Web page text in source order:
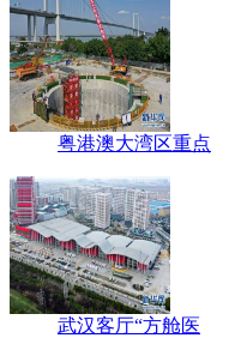
粤港澳大湾区重点
武汉客厅“方舱医